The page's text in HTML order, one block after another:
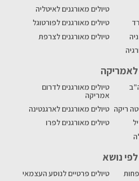
טיולים מאורגנים לאיטליה
טיולים מאורגנים לפורטוגל
טיולים מאורגנים לצרפת
לאמריקה
טיולים מאורגנים לדרום
אמריקה
ריקה טיולים מאורגנים לארגנטינה
טיולים מאורגנים לפרו
נושא
טיולים פרטיים לנוסע העצמאי